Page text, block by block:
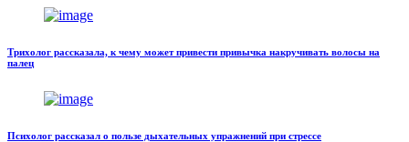
Трихолог рассказала, к чему может привести привычка накручивать волосы на
палец
Психолог рассказал о пользе дыхательных упражнений при стрессе